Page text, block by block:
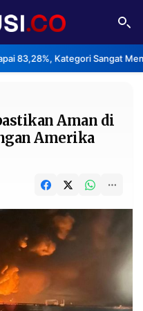
Sangat Memuaskan. •
Aman di
Amerika